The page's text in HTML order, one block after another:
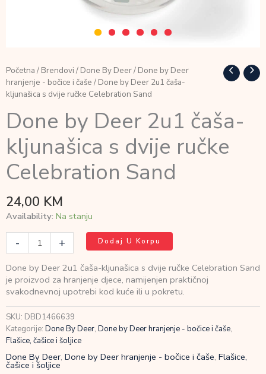
Početna / Brendovi / Done By Deer/ Done by Deer
hranjenje - bočice i čaše / Done by Deer 2u1 čaša-
kljunašica s dvije ručke Celebration Sand
Done by Deer 2u1 čaša-
kljunašica s dvije ručke
Celebration Sand
24,00 KM
Availability: Na stanju
-
2u1
čaša-
kljunašica
s
dvije
ručke
Celebration
Sand
količina
+ Dodaj U Korpu
Done by Deer 2u1 čaša-kljunašica s dvije ručke Celebration Sand
je proizvod za hranjenje djece, namijenjen praktičnoj
svakodnevnoj upotrebi kod kuće ili u pokretu.
SKU: DBD1466639
Kategorije: Done By Deer, Done by Deer hranjenje - bočice i čaše,
Flašice, čašice i šoljice
Done By Deer, Done by Deer hranjenje - bočice i čaše, Flašice,
čašice i šoljice